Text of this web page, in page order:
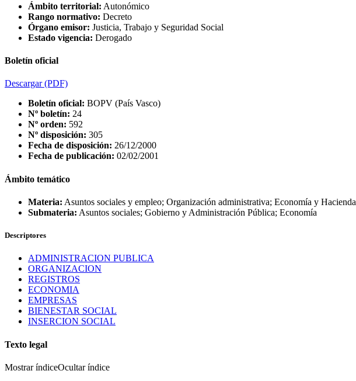
Ámbito territorial: Autonómico
Rango normativo: Decreto
Órgano emisor: Justicia, Trabajo y Seguridad Social
Estado vigencia: Derogado
Boletín oficial
Descargar(PDF)
Boletín oficial: BOPV (País Vasco)
Nº boletín: 24
Nº orden: 592
Nº disposición: 305
Fecha de disposición: 26/12/2000
Fecha de publicación: 02/02/2001
Ámbito temático
Materia: Asuntos sociales y empleo; Organización administrativa; Economía y Hacienda
Submateria: Asuntos sociales; Gobierno y Administración Pública; Economía
Descriptores
ADMINISTRACION PUBLICA
ORGANIZACION
REGISTROS
ECONOMIA
EMPRESAS
BIENESTAR SOCIAL
INSERCION SOCIAL
Texto legal
Mostrar índiceOcultar índice